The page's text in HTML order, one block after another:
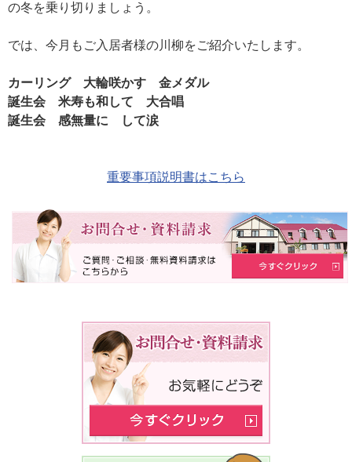
の冬を乗り切りましょう。
では、今月もご入居者様の川柳をご紹介いたします。
カーリング 大輪咲かす 金メダル
誕生会 米寿も和して 大合唱
誕生会 感無量に して涙
重要事項説明書はこちら